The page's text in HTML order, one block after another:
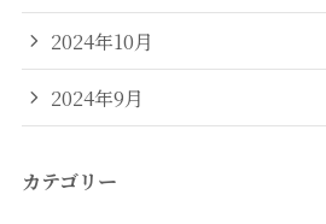
2024年10月
2024年9月
カテゴリー